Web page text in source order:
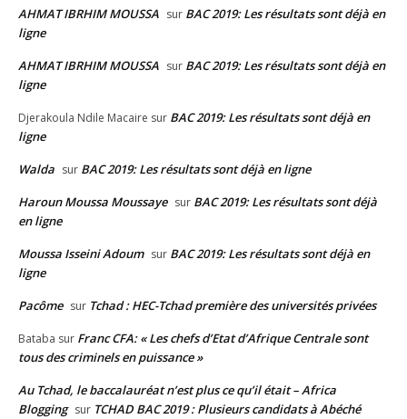
AHMAT IBRHIM MOUSSA sur BAC 2019: Les résultats sont déjà en
ligne
AHMAT IBRHIM MOUSSA sur BAC 2019: Les résultats sont déjà en
ligne
Djerakoula Ndile Macaire sur BAC 2019: Les résultats sont déjà en
ligne
Walda sur BAC 2019: Les résultats sont déjà en ligne
Haroun Moussa Moussaye sur BAC 2019: Les résultats sont déjà
en ligne
Moussa Isseini Adoum sur BAC 2019: Les résultats sont déjà en
ligne
Pacôme sur Tchad : HEC-Tchad première des universités privées
Bataba sur Franc CFA: « Les chefs d’Etat d’Afrique Centrale sont
tous des criminels en puissance »
Au Tchad, le baccalauréat n’est plus ce qu’il était – Africa
Blogging sur TCHAD BAC 2019 : Plusieurs candidats à Abéché